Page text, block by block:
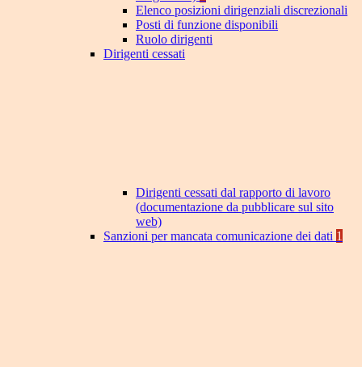
Elenco posizioni dirigenziali discrezionali
Posti di funzione disponibili
Ruolo dirigenti
Dirigenti cessati
Dirigenti cessati dal rapporto di lavoro
(documentazione da pubblicare sul sito
web)
Sanzioni per mancata comunicazione dei dati 1